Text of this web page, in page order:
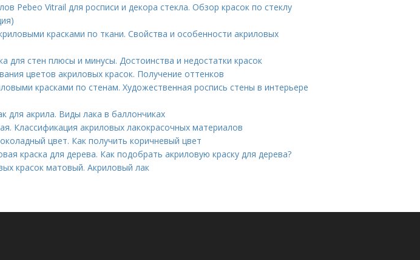
Pebeo Vitrail для росписи и декора стекла. Обзор красок по стеклу
красками по ткани. Свойства и особенности акриловых
для стен плюсы и минусы. Достоинства и недостатки красок
цветов акриловых красок. Получение оттенков
красками по стенам. Художественная роспись стены в интерьере
для акрила. Виды лака в баллончиках
Классификация акриловых лакокрасочных материалов
цвет. Как получить коричневый цвет
краска для дерева. Как подобрать акриловую краску для дерева?
красок матовый. Акриловый лак